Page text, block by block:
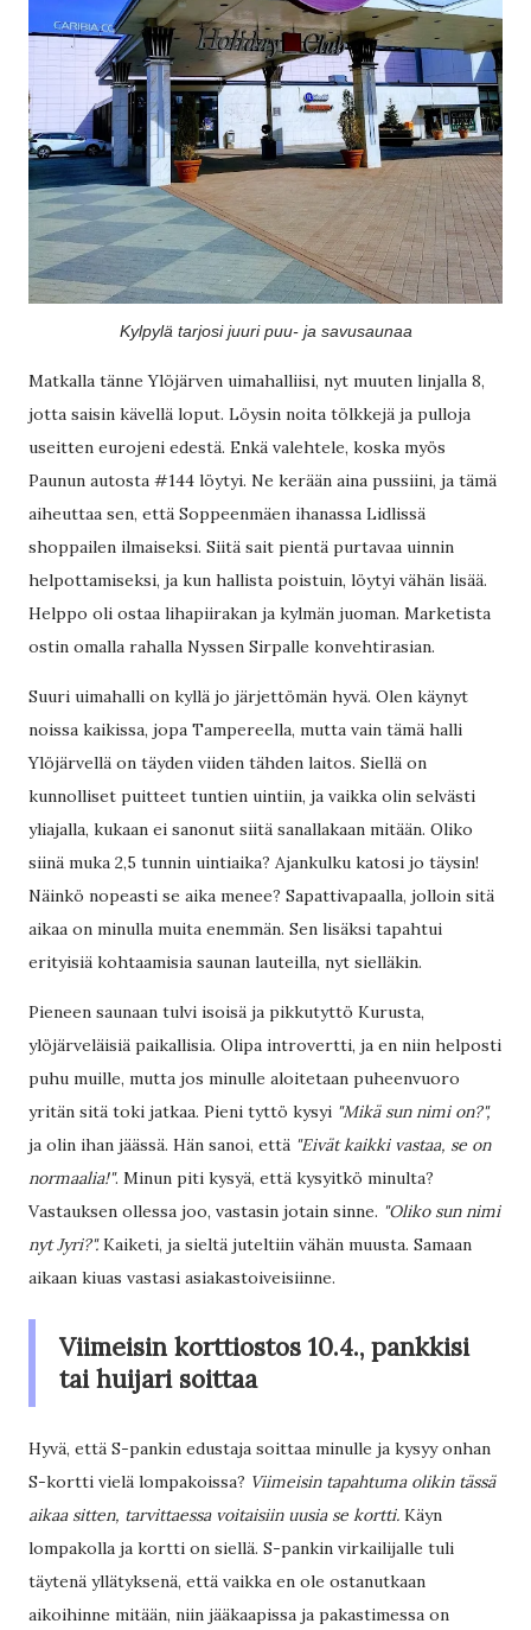
Kylpylä tarjosi juuri puu- ja savusaunaa
Matkalla tänne Ylöjärven uimahalliisi, nyt muuten linjalla 8,
jotta saisin kävellä loput. Löysin noita tölkkejä ja pulloja
useitten eurojeni edestä. Enkä valehtele, koska myös
Paunun autosta #144 löytyi. Ne kerään aina pussiini, ja tämä
aiheuttaa sen, että Soppeenmäen ihanassa Lidlissä
shoppailen ilmaiseksi. Siitä sait pientä purtavaa uinnin
helpottamiseksi, ja kun hallista poistuin, löytyi vähän lisää.
Helppo oli ostaa lihapiirakan ja kylmän juoman. Marketista
ostin omalla rahalla Nyssen Sirpalle konvehtirasian.
Suuri uimahalli on kyllä jo järjettömän hyvä. Olen käynyt
noissa kaikissa, jopa Tampereella, mutta vain tämä halli
Ylöjärvellä on täyden viiden tähden laitos. Siellä on
kunnolliset puitteet tuntien uintiin, ja vaikka olin selvästi
yliajalla, kukaan ei sanonut siitä sanallakaan mitään. Oliko
siinä muka 2,5 tunnin uintiaika? Ajankulku katosi jo täysin!
Näinkö nopeasti se aika menee? Sapattivapaalla, jolloin sitä
aikaa on minulla muita enemmän. Sen lisäksi tapahtui
erityisiä kohtaamisia saunan lauteilla, nyt sielläkin.
Pieneen saunaan tulvi isoisä ja pikkutyttö Kurusta,
ylöjärveläisiä paikallisia. Olipa introvertti, ja en niin helposti
puhu muille, mutta jos minulle aloitetaan puheenvuoro
yritän sitä toki jatkaa. Pieni tyttö kysyi "Mikä sun nimi on?",
ja olin ihan jäässä. Hän sanoi, että "Eivät kaikki vastaa, se on
normaalia!". Minun piti kysyä, että kysyitkö minulta?
Vastauksen ollessa joo, vastasin jotain sinne. "Oliko sun nimi
nyt Jyri?".Kaiketi, ja sieltä juteltiin vähän muusta. Samaan
aikaan kiuas vastasi asiakastoiveisiinne.
Viimeisin korttiostos 10.4., pankkisi
tai huijari soittaa
Hyvä, että S-pankin edustaja soittaa minulle ja kysyy onhan
S-kortti vielä lompakoissa? Viimeisin tapahtuma olikin tässä
aikaa sitten, tarvittaessa voitaisiin uusia se kortti. Käyn
lompakolla ja kortti on siellä. S-pankin virkailijalle tuli
täytenä yllätyksenä, että vaikka en ole ostanutkaan
aikoihinne mitään, niin jääkaapissa ja pakastimessa on